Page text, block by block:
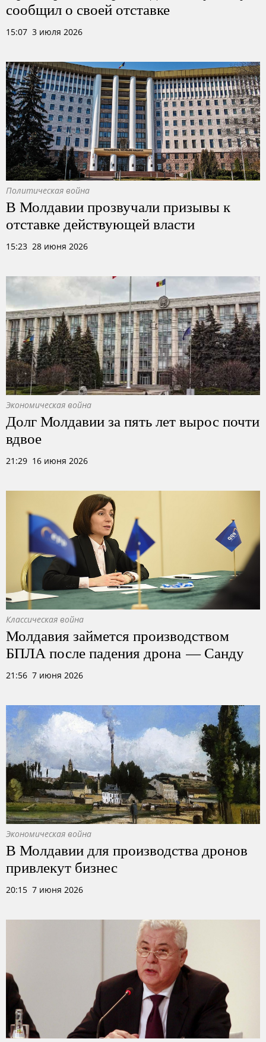
сообщил о своей отставке
15:07 3 июля 2026
Политическая война
В Молдавии прозвучали призывы к
отставке действующей власти
15:23 28 июня 2026
Экономическая война
Долг Молдавии за пять лет вырос почти
вдвое
21:29 16 июня 2026
Классическая война
Молдавия займется производством
БПЛА после падения дрона — Санду
21:56 7 июня 2026
Экономическая война
В Молдавии для производства дронов
привлекут бизнес
20:15 7 июня 2026